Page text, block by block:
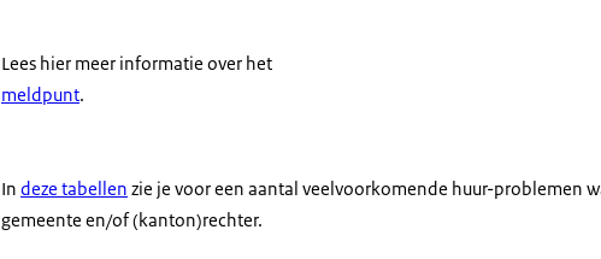
Lees hier meer informatie over het
meldpunt.
In deze tabellen zie je voor een aantal veelvoorkomende huur-problemen
gemeente en/of (kanton)rechter.